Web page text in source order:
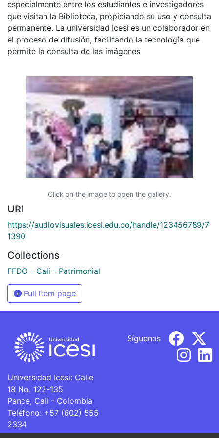
especialmente entre los estudiantes e investigadores
que visitan la Biblioteca, propiciando su uso y consulta
permanente. La universidad Icesi es un colaborador en
el proceso de difusión, facilitando la tecnología que
permite la consulta de las imágenes
Click on the image to open the gallery.
URI
https://audiovisuales.icesi.edu.co/handle/123456789/7
1390
Collections
FFDO - Cali - Patrimonial
Full item page
Universidad Icesi: Calle
18 No. 122-135
Pance, Cali - Colombia
Teléfono: +57 (602) 555
2334
ventanillaunica@icesi.edu.co
Síguenos